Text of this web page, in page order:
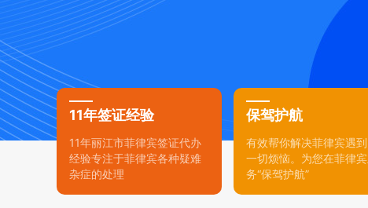
11年签证经验
11年丽江市菲律宾签证代办
经验专注于菲律宾各种疑难
杂症的处理
保驾护航
有效帮你解决菲律宾遇
一切烦恼。为您在菲律
务“保驾护航”